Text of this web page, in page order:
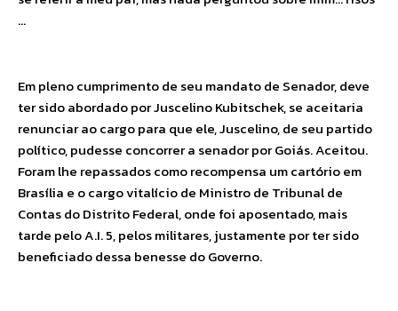
…
Em pleno cumprimento de seu mandato de Senador, deve
ter sido abordado por Juscelino Kubitschek, se aceitaria
renunciar ao cargo para que ele, Juscelino, de seu partido
político, pudesse concorrer a senador por Goiás. Aceitou.
Foram lhe repassados como recompensa um cartório em
Brasília e o cargo vitalício de Ministro de Tribunal de
Contas do Distrito Federal, onde foi aposentado, mais
tarde pelo A.I. 5, pelos militares, justamente por ter sido
beneficiado dessa benesse do Governo.